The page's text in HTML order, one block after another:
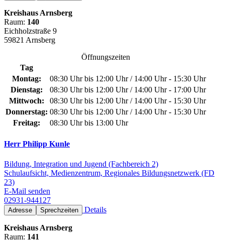
Kreishaus Arnsberg
Raum: 140
Eichholzstraße 9
59821 Arnsberg
Öffnungszeiten
Tag
Montag:
08:30 Uhr bis 12:00 Uhr / 14:00 Uhr - 15:30 Uhr
Dienstag:
08:30 Uhr bis 12:00 Uhr / 14:00 Uhr - 17:00 Uhr
Mittwoch:
08:30 Uhr bis 12:00 Uhr / 14:00 Uhr - 15:30 Uhr
Donnerstag: 08:30 Uhr bis 12:00 Uhr / 14:00 Uhr - 15:30 Uhr
Freitag:
08:30 Uhr bis 13:00 Uhr
Herr Philipp Kunle
Bildung, Integration und Jugend (Fachbereich 2)
Schulaufsicht, Medienzentrum, Regionales Bildungsnetzwerk (FD
23)
E-Mail senden
02931-944127
Adresse Sprechzeiten Details
Kreishaus Arnsberg
Raum: 141